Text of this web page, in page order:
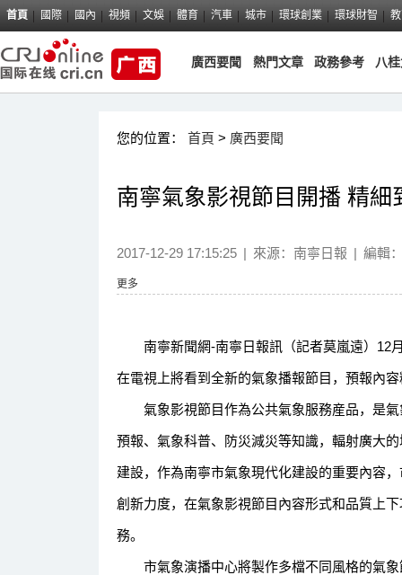
首頁 國際 國內 視頻 文娛 體育 汽車 城市 環球創業 環球財智
廣西要聞 熱門文章 政務參考 八
您的位置： 首頁 > 廣西要聞
南寧氣象影視節目開播 精細
2017-12-29 17:15:25 | 來源： 南寧日報 | 編輯
更多
南寧新聞網-南寧日報訊（記者莫嵐遠）12
在電視上將看到全新的氣象播報節目，預報內
氣象影視節目作為公共氣象服務産品，是氣
預報、氣象科普、防災減災等知識，輻射廣大
建設，作為南寧市氣象現代化建設的重要內容
創新力度，在氣象影視節目內容形式和品質上
務。
市氣象演播中心將製作多檔不同風格的氣象